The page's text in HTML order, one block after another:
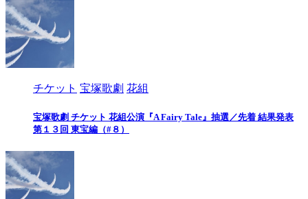
チケット 宝塚歌劇 花組
宝塚歌劇 チケット 花組公演『A Fairy Tale』抽選／先着 結果発表
第１３回 東宝編（#８）